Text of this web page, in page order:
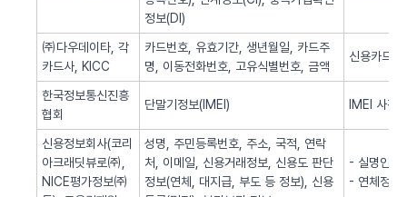
정보(DI)
㈜다우데이타, 각
카드사, KICC
카드번호, 유효기간, 생년월일, 카드주
명, 이동전화번호, 고유식별번호, 금액
신용카드
한국정보통신진흥
협회
단말기정보(IMEI) IMEI 사전
신용정보회사(코리
아크래딧뷰로㈜,
NICE평가정보㈜
성명, 주민등록번호, 주소, 국적, 연락
처, 이메일, 신용거래정보, 신용도 판단
정보(연체, 대지급, 부도 등 정보), 신용
- 실명인증
- 연체정보